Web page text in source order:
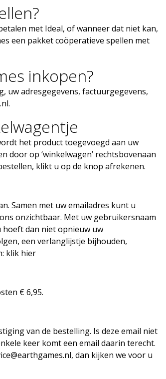
met Ideal, of wanneer dat niet kan,
een pakket coöperatieve spellen met
inkopen?
uw adresgegevens, factuurgegevens,
.
het product toegevoegd aan uw
door op ‘winkelwagen’ rechtsbovenaan
klikt u op de knop afrekenen.
Samen met uw emailadres kunt u
onzichtbaar. Met uw gebruikersnaam
dan niet opnieuw uw
een verlanglijstje bijhouden,
klik hier
€ 6,95.
van de bestelling. Is deze email niet
keer komt een email daarin terecht.
, dan kijken we voor u